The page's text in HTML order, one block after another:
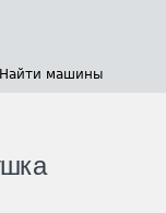
Найти машины